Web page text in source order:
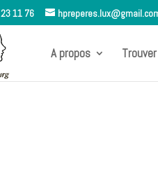
11 76
A propos